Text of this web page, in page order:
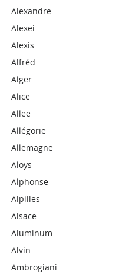
Alexandre
Alexei
Alexis
Alfréd
Alger
Alice
Allee
Allégorie
Allemagne
Aloys
Alphonse
Alpilles
Alsace
Aluminum
Alvin
Ambrogiani